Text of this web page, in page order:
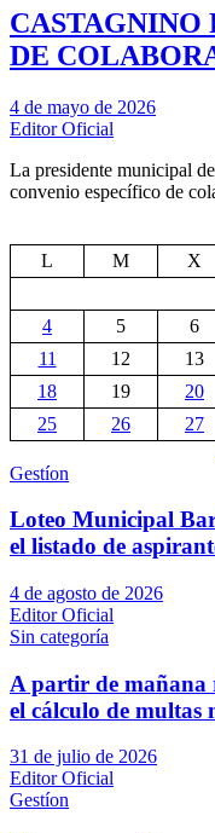
CASTAGNINO
DE
4 de mayo de 2026
Editor Oficial
La presidente municipal
convenio específico de
L
M X
4
5 6
11
12 13
18
19 20
25
26 27
Gestíon
Loteo Municipal
el listado de
4 de agosto de 2026
Editor Oficial
Sin categoría
A partir de
el cálculo de multas
31 de julio de 2026
Editor Oficial
Gestíon